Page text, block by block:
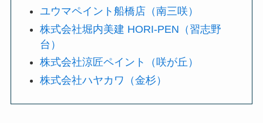
ユウマペイント船橋店（南三咲）
株式会社堀内美建 HORI-PEN（習志野
台）
株式会社涼匠ペイント（咲が丘）
株式会社ハヤカワ（金杉）